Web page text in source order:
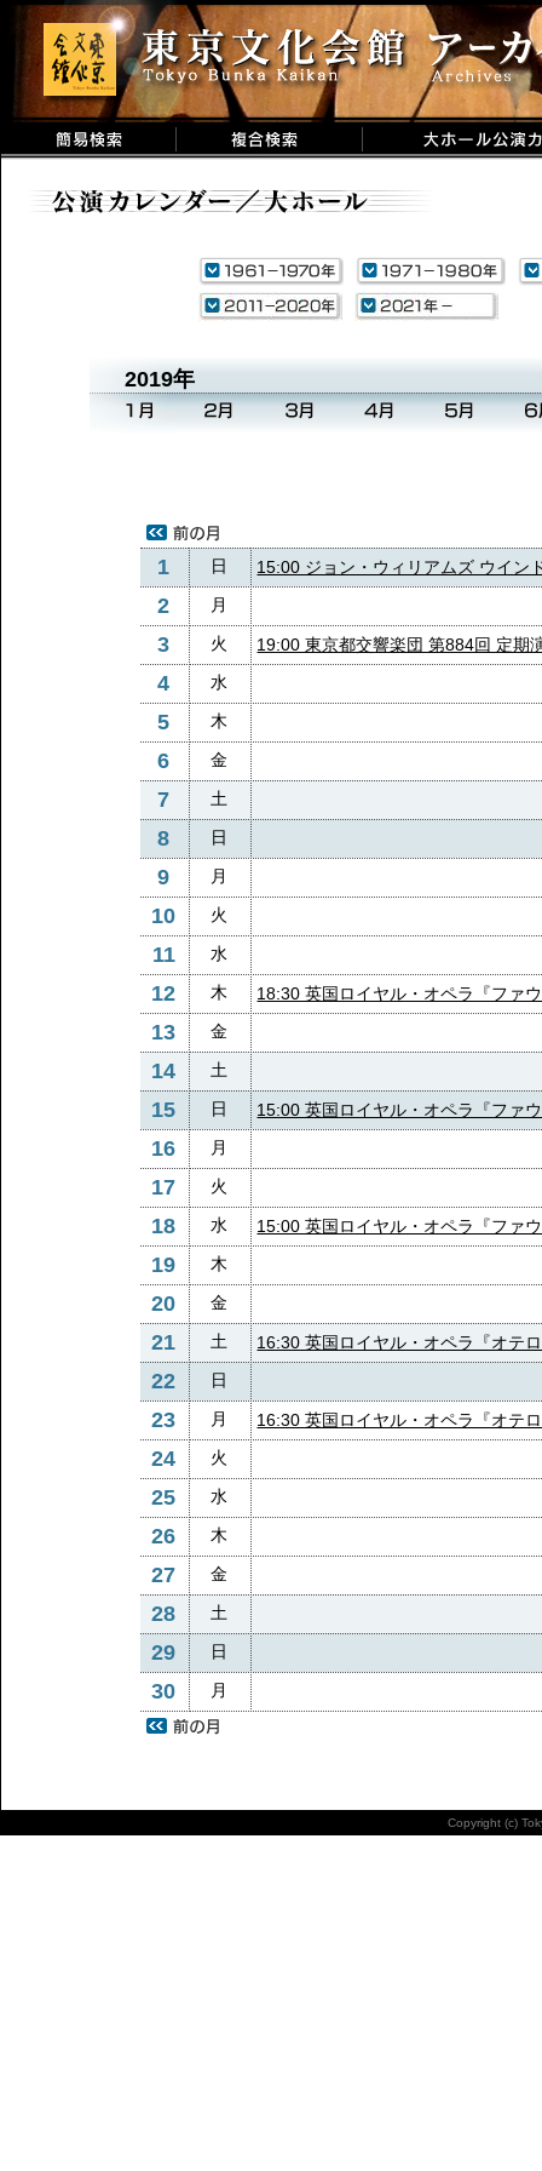
2019年
1 日 15:00 ジョン・ウィリアムズ ウイン
2 月
3 火 19:00 東京都交響楽団 第884回 定期
4 水
5 木
6 金
7 土
8 日
9 月
10 火
11 水
12 木 18:30 英国ロイヤル・オペラ『ファ
13 金
14 土
15 日 15:00 英国ロイヤル・オペラ『ファ
16 月
17 火
18 水 15:00 英国ロイヤル・オペラ『ファ
19 木
20 金
21 土 16:30 英国ロイヤル・オペラ『オテ
22 日
23 月 16:30 英国ロイヤル・オペラ『オテ
24 火
25 水
26 木
27 金
28 土
29 日
30 月
Copyright (c)